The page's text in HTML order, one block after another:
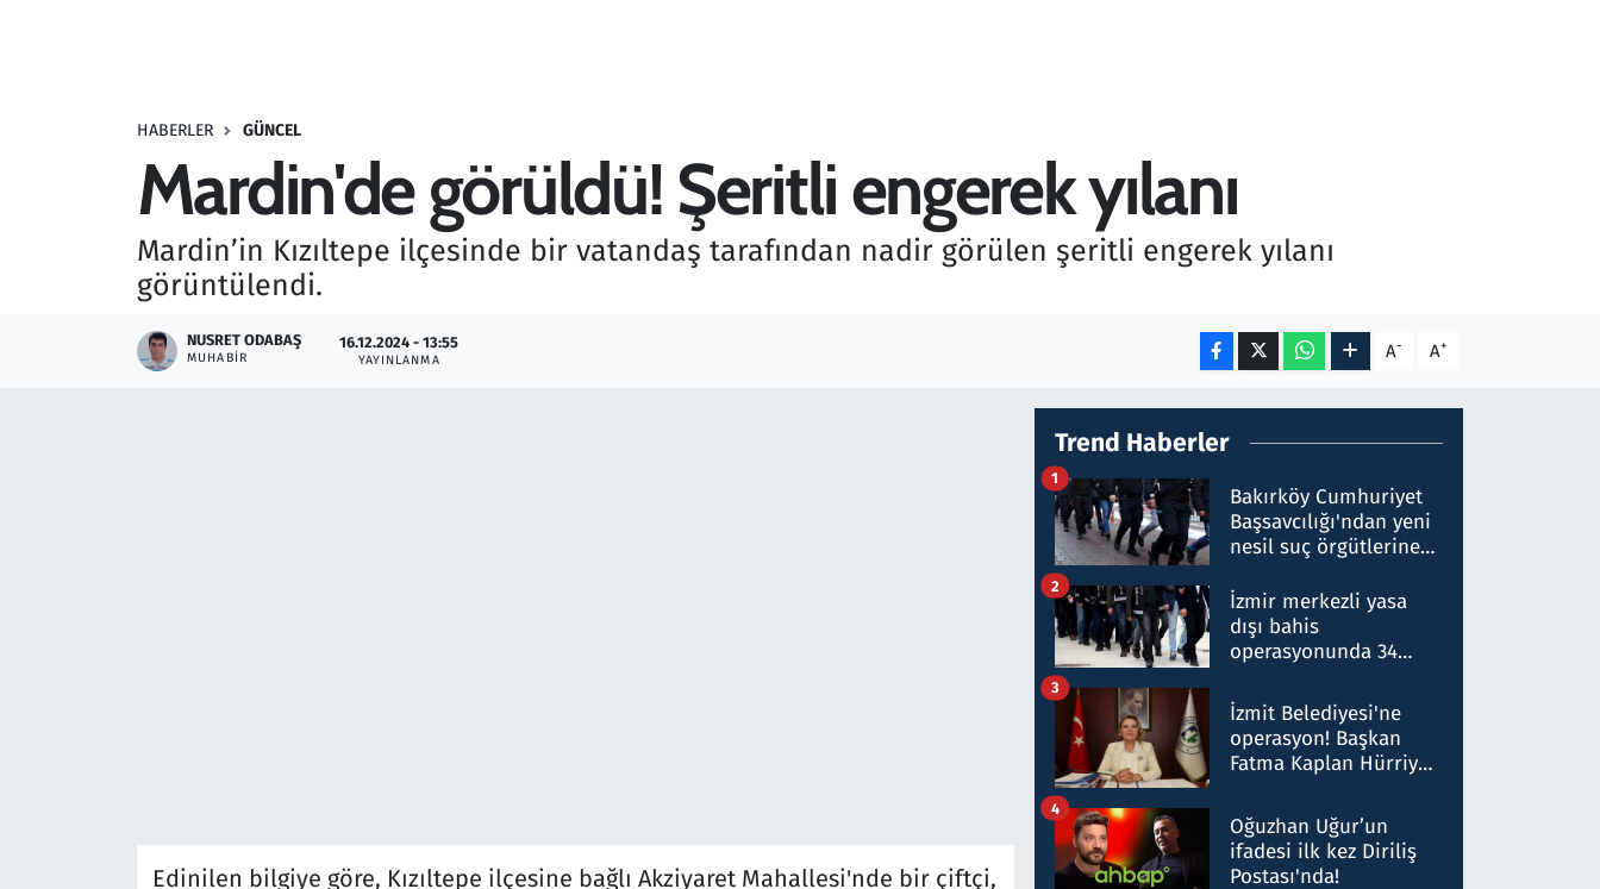
HABERLER GÜNCEL
Mardin'de görüldü! Şeritli engerek yılanı
Mardin’in Kızıltepe ilçesinde bir vatandaş tarafından nadir görülen şeritli engerek yılanı
görüntülendi.
NUSRET ODABAŞ
MUHABIR
16.12.2024 - 13:55
YAYINLANMA A- A+
Edinilen bilgiye göre, Kızıltepe ilçesine bağlı Akziyaret Mahallesi'nde bir çiftçi,
Trend Haberler
Bakırköy Cumhuriyet
Başsavcılığı'ndan yeni
nesil suç örgütlerine
hakkında gözaltı kararı
1
İzmir merkezli yasa
dışı bahis
operasyonunda 34
Milyar liralık para
trafiği tespit edildi
2
İzmit Belediyesi'ne
operasyon! Başkan
Fatma Kaplan Hürriyet
3
Oğuzhan Uğur’un
ifadesi ilk kez Diriliş
Postası'nda!
4
Savunma Sanayi
Seçim 2023